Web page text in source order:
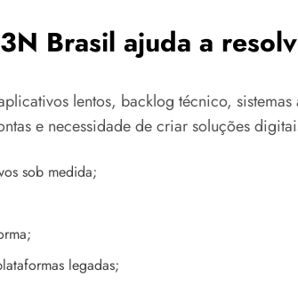
Brasil ajuda a
lentos, backlog técnico,
e necessidade de criar soluções
sob medida;
legadas;